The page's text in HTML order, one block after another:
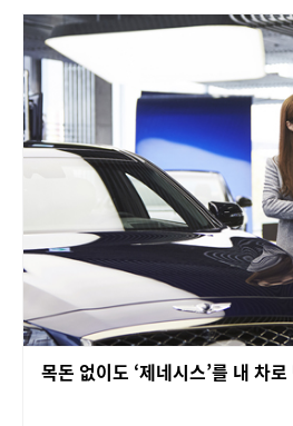
목돈 없이도 ‘제네시스’를 내 차